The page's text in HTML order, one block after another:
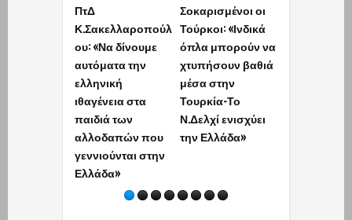
ΠτΔ
Κ.Σακελλαροπούλ
ου: «Να δίνουμε
αυτόματα την
ελληνική
ιθαγένεια στα
παιδιά των
αλλοδαπών που
γεννιούνται στην
Ελλάδα»
Σοκαρισμένοι οι
Τούρκοι: «Ινδικά
όπλα μπορούν να
χτυπήσουν βαθιά
μέσα στην
Τουρκία-Το
Ν.Δελχί ενισχύει
την Ελλάδα»